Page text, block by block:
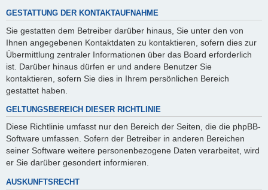
GESTATTUNG DER KONTAKTAUFNAHME
Sie gestatten dem Betreiber darüber hinaus, Sie unter den von
Ihnen angegebenen Kontaktdaten zu kontaktieren, sofern dies zur
Übermittlung zentraler Informationen über das Board erforderlich
ist. Darüber hinaus dürfen er und andere Benutzer Sie
kontaktieren, sofern Sie dies in Ihrem persönlichen Bereich
gestattet haben.
GELTUNGSBEREICH DIESER RICHTLINIE
Diese Richtlinie umfasst nur den Bereich der Seiten, die die phpBB-
Software umfassen. Sofern der Betreiber in anderen Bereichen
seiner Software weitere personenbezogene Daten verarbeitet, wird
er Sie darüber gesondert informieren.
AUSKUNFTSRECHT